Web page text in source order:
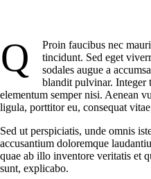
Q
Proin faucibus nec
tincidunt. Sed eget
sodales augue a
blandit pulvinar. Integer
elementum semper nisi. Aenean
ligula, porttitor eu, consequat
Sed ut perspiciatis, unde omnis
accusantium doloremque
quae ab illo inventore veritatis et
sunt, explicabo.